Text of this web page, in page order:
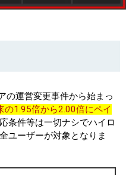
の運営変更事件から始まっ
の1.95倍から2.00倍にペイ
条件等は一切ナシでハイロ
ユーザーが対象となりま